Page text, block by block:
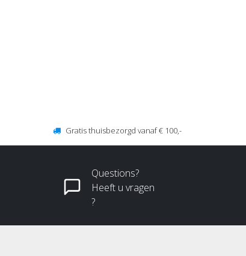
Gratis thuisbezorgd vanaf € 100,-
Questions?
Heeft u vragen
?